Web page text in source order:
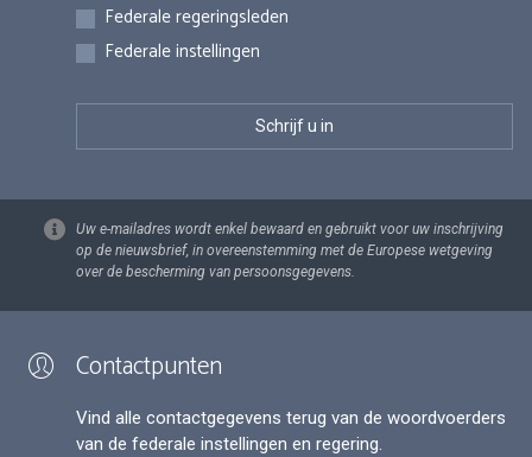
Federale regeringsleden
Federale instellingen
Uw e-mailadres wordt enkel bewaard en gebruikt voor uw inschrijving
op de nieuwsbrief, in overeenstemming met de Europese wetgeving
over de bescherming van persoonsgegevens.
Contactpunten
Vind alle contactgegevens terug van de woordvoerders
van de federale instellingen en regering.